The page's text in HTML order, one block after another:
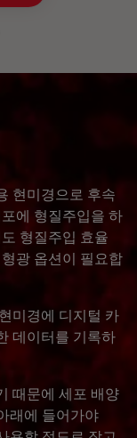
현미경으로 후속
에 형질주입을 하
형질주입 효율
광 옵션이 필요합
미경에 디지털 카
데이터를 기록하
때문에 세포 배양
래에 들어가야